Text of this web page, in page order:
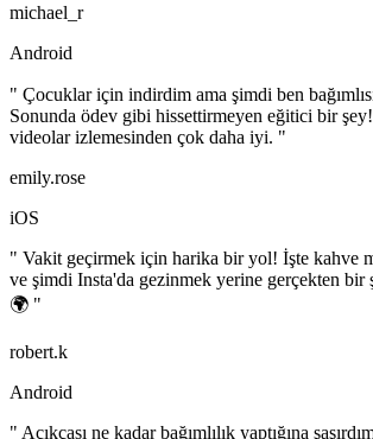
michael_r
Android
" Çocuklar için indirdim ama şimdi ben
Sonunda ödev gibi hissettirmeyen eğitici bir
videolar izlemesinden çok daha iyi. "
emily.rose
iOS
" Vakit geçirmek için harika bir yol! İşte kahve
ve şimdi Insta'da gezinmek yerine gerçekten bir
🌍 "
robert.k
Android
" Açıkçası ne kadar bağımlılık yaptığına